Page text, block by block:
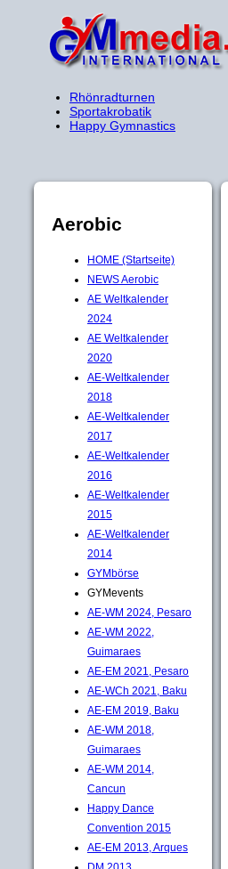
Rhönradturnen
Sportakrobatik
Happy Gymnastics
Aerobic
HOME (Startseite)
NEWS Aerobic
AE Weltkalender
2024
AE Weltkalender
2020
AE-Weltkalender
2018
AE-Weltkalender
2017
AE-Weltkalender
2016
AE-Weltkalender
2015
AE-Weltkalender
2014
GYMbörse
GYMevents
AE-WM 2024, Pesaro
AE-WM 2022,
Guimaraes
AE-EM 2021, Pesaro
AE-WCh 2021, Baku
AE-EM 2019, Baku
AE-WM 2018,
Guimaraes
AE-WM 2014,
Cancun
Happy Dance
Convention 2015
AE-EM 2013, Arques